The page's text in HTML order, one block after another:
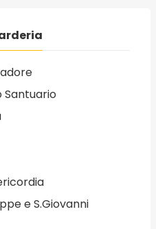
Santuario
e S.Giovanni